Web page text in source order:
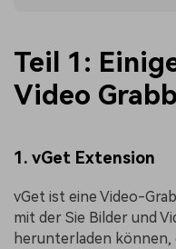
Teil 1:
Video
1. vGet Extension
vGet ist eine Video-
mit der Sie Bilder und
herunterladen können,